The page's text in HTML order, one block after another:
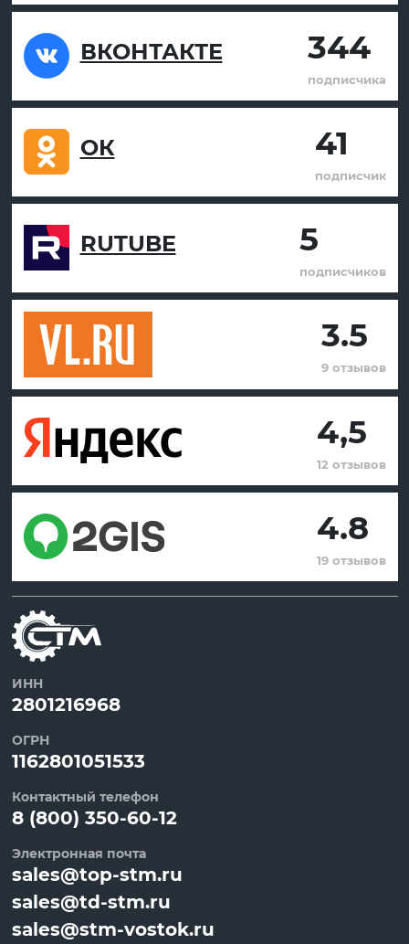
ВКОНТАКТЕ 344
подписчика
ОК 41
подписчик
RUTUBE 5
подписчиков
3.5
9 отзывов
4,5
12 отзывов
4.8
19 отзывов
ИНН
2801216968
ОГРН
1162801051533
Контактный телефон
8 (800) 350-60-12
Электронная почта
sales@top-stm.ru
sales@td-stm.ru
sales@stm-vostok.ru